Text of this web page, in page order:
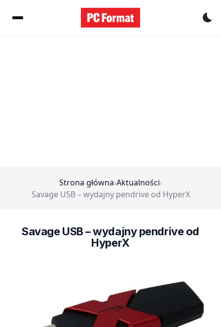
Strona główna›Aktualności›
Savage USB – wydajny pendrive od HyperX
Savage USB – wydajny pendrive od
HyperX